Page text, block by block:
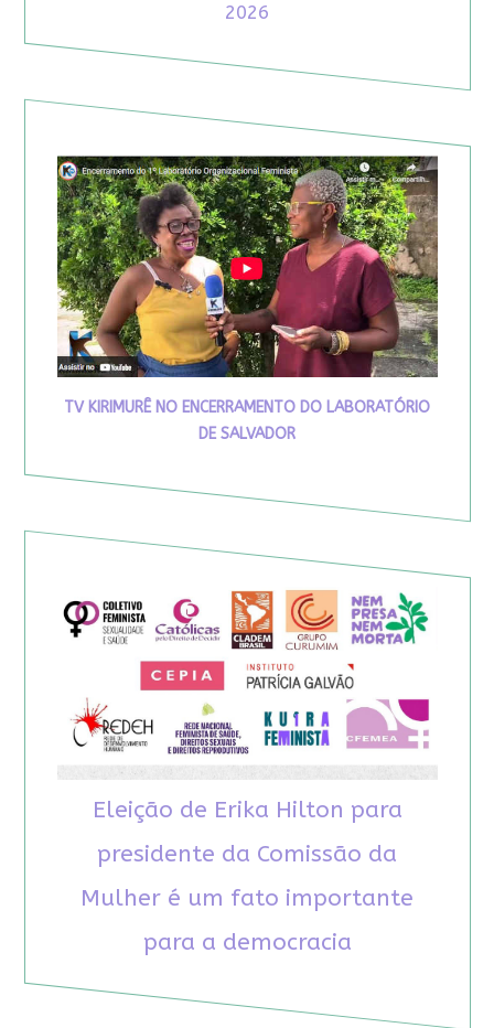
2026
TV KIRIMURÊ NO ENCERRAMENTO DO LABORATÓRIO
DE SALVADOR
Eleição de Erika Hilton para
presidente da Comissão da
Mulher é um fato importante
para a democracia